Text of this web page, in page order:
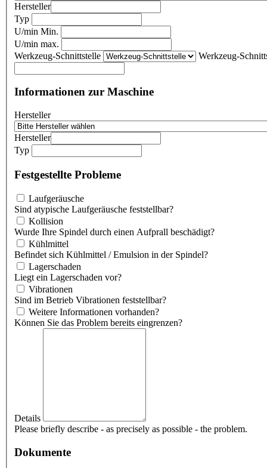
Hersteller
Typ
U/min Min.
U/min max.
Werkzeug-Schnittstelle
Werkzeug-
Informationen zur Maschine
Hersteller
Hersteller
Typ
Festgestellte Probleme
Laufgeräusche
Sind atypische Laufgeräusche feststellbar?
Kollision
Wurde Ihre Spindel durch einen Aufprall beschädigt?
Kühlmittel
Befindet sich Kühlmittel / Emulsion in der Spindel?
Lagerschaden
Liegt ein Lagerschaden vor?
Vibrationen
Sind im Betrieb Vibrationen feststellbar?
Weitere Informationen vorhanden?
Können Sie das Problem bereits eingrenzen?
Details
Please briefly describe - as precisely as possible - the problem.
Dokumente